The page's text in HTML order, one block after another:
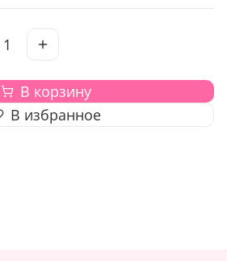
1
В корзину
В избранное